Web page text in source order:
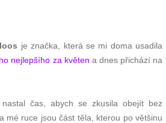
je značka, která se mi doma usadila
nejlepšího za květen a dnes přichází na
čas, abych se zkusila obejít bez
mé ruce jsou část těla, kterou po většinu